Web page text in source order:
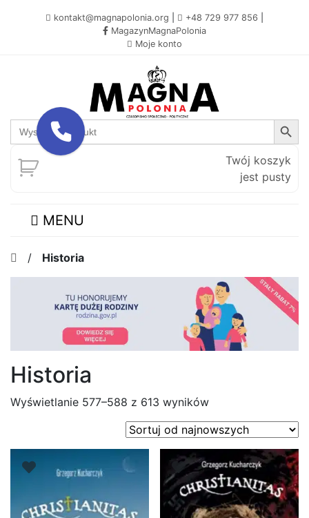
kontakt@magnapolonia.org +48 729 977 856
MagazynMagnaPolonia
Moje konto
Search
for:
Search Button
Twój koszyk
jest pusty
MENU
/ Historia
Historia
Wyświetlanie 577–588 z 613 wynikówPosortowane
według
najnowszych